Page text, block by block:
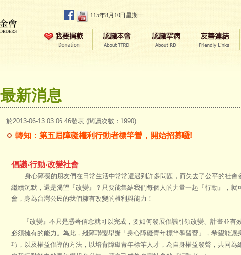
115年8月10日星期一
最新消息
於2013-06-13 03:06:46發表 (閱讀次數：1990)
轉知：第五屆障礙權利行動者標竿營，開始招募囉!
倡議‧行動‧改變社會
身心障礙的朋友們在日常生活中常常遭遇到許多問題，而失去了公平的社會
繼續沉默，還是渴望『改變』？只要能集結我們每個人的力量一起『行動』，就
會，身為台灣公民的我們擁有改變的權利與能力！
『改變』不只是憑著信念就可以完成，要如何發展倡議引領改變、計畫並有
必須擁有的能力。為此，殘障聯盟舉辦「身心障礙青年標竿學習營」，希望能
巧，以及權益倡導的方法，以培育障礙青年標竿人才，為自身權益發聲，共同為